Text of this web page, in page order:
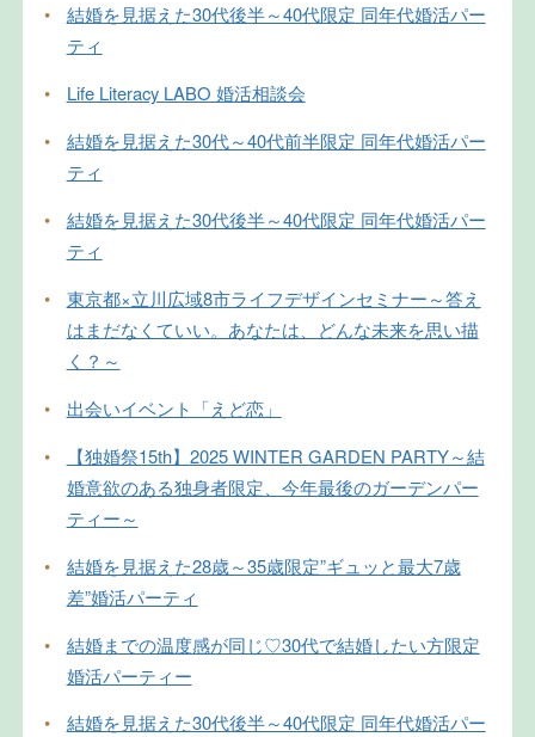
•
結婚を見据えた30代後半～40代限定 同年代婚活パー
ティ
•
Life Literacy LABO 婚活相談会
•
結婚を見据えた30代～40代前半限定 同年代婚活パー
ティ
•
結婚を見据えた30代後半～40代限定 同年代婚活パー
ティ
•
東京都×立川広域8市ライフデザインセミナー～答え
はまだなくていい。あなたは、どんな未来を思い描
く？～
•
出会いイベント「えど恋」
•
【独婚祭15th】2025 WINTER GARDEN PARTY～結
婚意欲のある独身者限定、今年最後のガーデンパー
ティー～
•
結婚を見据えた28歳～35歳限定”ギュッと最大7歳
差”婚活パーティ
•
結婚までの温度感が同じ♡30代で結婚したい方限定
婚活パーティー
•
結婚を見据えた30代後半～40代限定 同年代婚活パー